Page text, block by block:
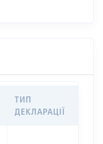
ТИП
ДЕКЛАРАЦІЇ